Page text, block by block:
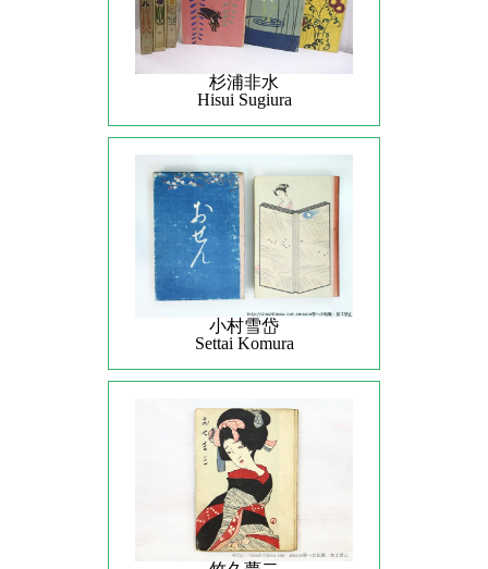
杉浦非水
Hisui Sugiura
小村雪岱
Settai Komura